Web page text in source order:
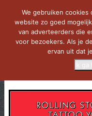
We gebruiken cookies
website zo goed
van adverteerders die
voor bezoekers. Als je
ervan uit dat
Ik